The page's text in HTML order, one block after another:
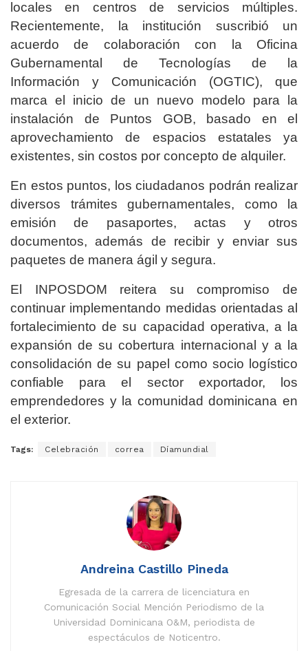
locales en centros de servicios múltiples.
Recientemente, la institución suscribió un
acuerdo de colaboración con la Oficina
Gubernamental de Tecnologías de la
Información y Comunicación (OGTIC), que
marca el inicio de un nuevo modelo para la
instalación de Puntos GOB, basado en el
aprovechamiento de espacios estatales ya
existentes, sin costos por concepto de alquiler.
En estos puntos, los ciudadanos podrán realizar
diversos trámites gubernamentales, como la
emisión de pasaportes, actas y otros
documentos, además de recibir y enviar sus
paquetes de manera ágil y segura.
El INPOSDOM reitera su compromiso de
continuar implementando medidas orientadas al
fortalecimiento de su capacidad operativa, a la
expansión de su cobertura internacional y a la
consolidación de su papel como socio logístico
confiable para el sector exportador, los
emprendedores y la comunidad dominicana en
el exterior.
Tags: Celebración correa Díamundial
Andreina Castillo Pineda
Egresada de la carrera de licenciatura en
Comunicación Social Mención Periodismo de la
Universidad Dominicana O&M, periodista de
espectáculos de Noticentro.